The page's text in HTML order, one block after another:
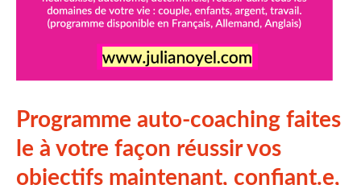
Programme auto-coaching faites
le à votre façon réussir vos
objectifs maintenant, confiant.e,